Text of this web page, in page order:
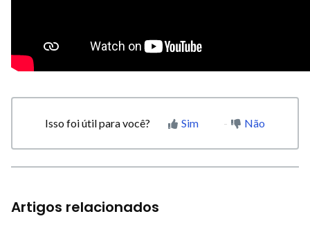
Isso foi útil para você? Sim Não
Artigos relacionados